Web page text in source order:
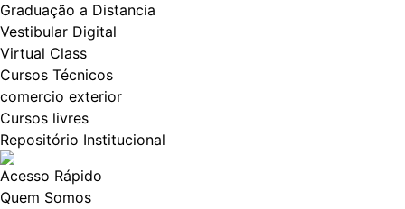
Graduação a Distancia
Vestibular Digital
Virtual Class
Cursos Técnicos
comercio exterior
Cursos livres
Repositório Institucional
Acesso Rápido
Quem Somos